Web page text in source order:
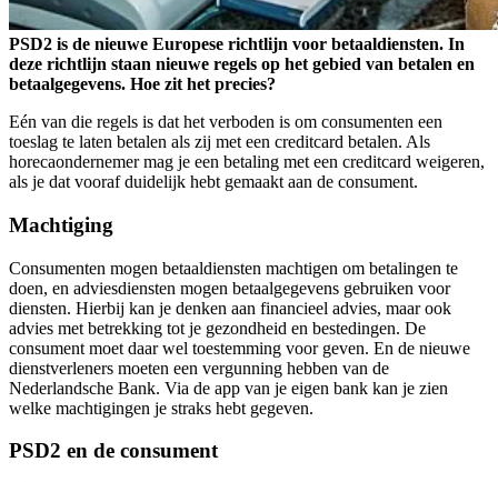
PSD2 is de nieuwe Europese richtlijn voor betaaldiensten. In
deze richtlijn staan nieuwe regels op het gebied van betalen en
betaalgegevens. Hoe zit het precies?
Eén van die regels is dat het verboden is om consumenten een
toeslag te laten betalen als zij met een creditcard betalen. Als
horecaondernemer mag je een betaling met een creditcard weigeren,
als je dat vooraf duidelijk hebt gemaakt aan de consument.
Machtiging
Consumenten mogen betaaldiensten machtigen om betalingen te
doen, en adviesdiensten mogen betaalgegevens gebruiken voor
diensten. Hierbij kan je denken aan financieel advies, maar ook
advies met betrekking tot je gezondheid en bestedingen. De
consument moet daar wel toestemming voor geven. En de nieuwe
dienstverleners moeten een vergunning hebben van de
Nederlandsche Bank. Via de app van je eigen bank kan je zien
welke machtigingen je straks hebt gegeven.
PSD2 en de consument